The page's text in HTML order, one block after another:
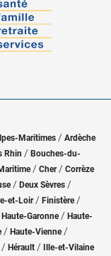
Maritimes / Ardèche
Rhin / Bouches-du-
/ Cher / Corrèze
/ Deux Sèvres /
et-Loir / Finistère/
Haute-Garonne/ Haute-
/ Haute-Vienne/
/ Hérault / Ille-et-Vilaine